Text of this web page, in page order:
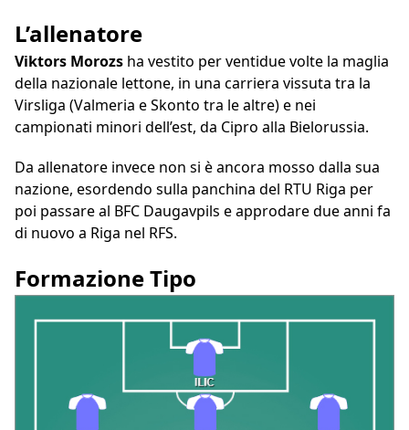
L’allenatore
Viktors Morozs ha vestito per ventidue volte la maglia
della nazionale lettone, in una carriera vissuta tra la
Virsliga (Valmeria e Skonto tra le altre) e nei
campionati minori dell’est, da Cipro alla Bielorussia.
Da allenatore invece non si è ancora mosso dalla sua
nazione, esordendo sulla panchina del RTU Riga per
poi passare al BFC Daugavpils e approdare due anni fa
di nuovo a Riga nel RFS.
Formazione Tipo